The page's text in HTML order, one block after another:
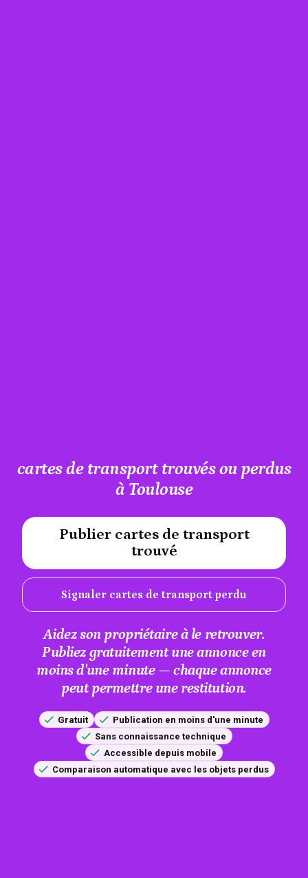
cartes de transport trouvés ou perdus
à Toulouse
Publier cartes de transport
trouvé
Signaler cartes de transport perdu
#A12AEB
Aidez son propriétaire à le retrouver.
Publiez gratuitement une annonce en
moins d'une minute — chaque annonce
peut permettre une restitution.
Gratuit
Publication en moins d'une minute
Sans connaissance technique
Accessible depuis mobile
Comparaison automatique avec les objets perdus